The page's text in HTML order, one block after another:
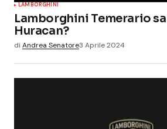
LAMBORGHINI
Lamborghini Temerario
Huracan?
di Andrea Senatore3 Aprile 2024